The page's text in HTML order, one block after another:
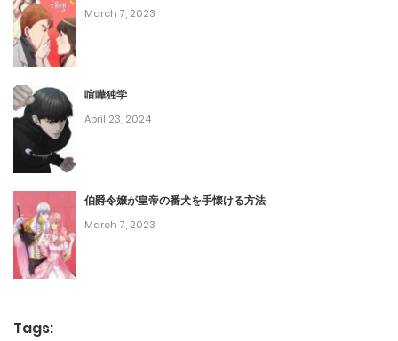
第29話
December 9, 2023
第28話
December 3, 2023
第27話
November 25, 2023
第26話
November 21, 2023
March 7, 2023
喧嘩独学
April 23, 2024
伯爵令嬢が皇帝の番犬を手懐ける方法
March 7, 2023
Tags: